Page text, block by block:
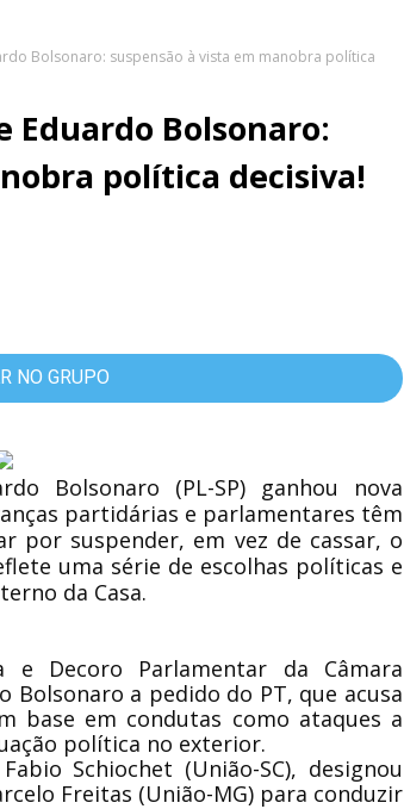
Bolsonaro: suspensão à vista em manobra política
Eduardo Bolsonaro:
política decisiva!
NO GRUPO
Bolsonaro (PL-SP) ganhou nova
partidárias e parlamentares têm
por suspender, em vez de cassar, o
uma série de escolhas políticas e
da Casa.
e Decoro Parlamentar da Câmara
a pedido do PT, que acusa
base em condutas como ataques a
política no exterior.
Schiochet (União-SC), designou
Freitas (União-MG) para conduzir